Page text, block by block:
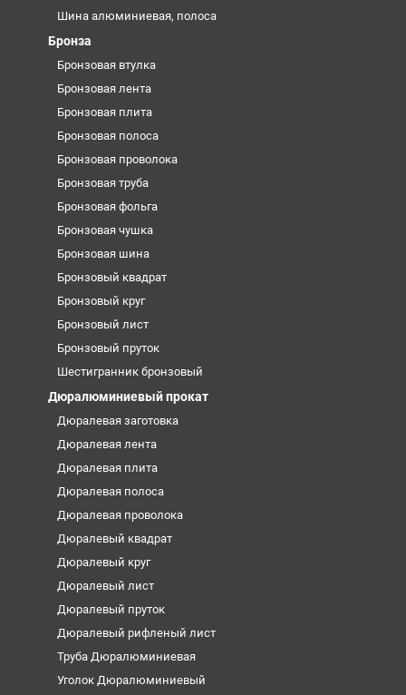
Шина алюминиевая, полоса
Бронза
Бронзовая втулка
Бронзовая лента
Бронзовая плита
Бронзовая полоса
Бронзовая проволока
Бронзовая труба
Бронзовая фольга
Бронзовая чушка
Бронзовая шина
Бронзовый квадрат
Бронзовый круг
Бронзовый лист
Бронзовый пруток
Шестигранник бронзовый
Дюралюминиевый прокат
Дюралевая заготовка
Дюралевая лента
Дюралевая плита
Дюралевая полоса
Дюралевая проволока
Дюралевый квадрат
Дюралевый круг
Дюралевый лист
Дюралевый пруток
Дюралевый рифленый лист
Труба Дюралюминиевая
Уголок Дюралюминиевый